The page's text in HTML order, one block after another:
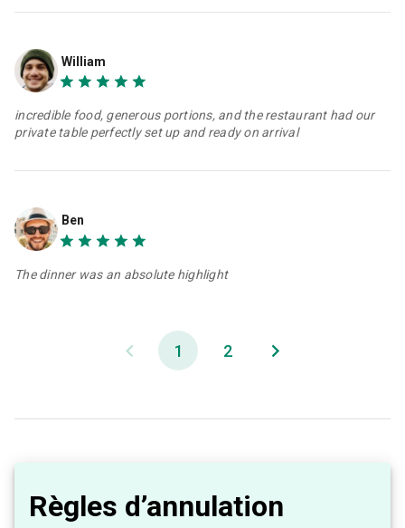
William
incredible food, generous portions, and the restaurant had our
private table perfectly set up and ready on arrival
Ben
The dinner was an absolute highlight
1 2
Règles d’annulation